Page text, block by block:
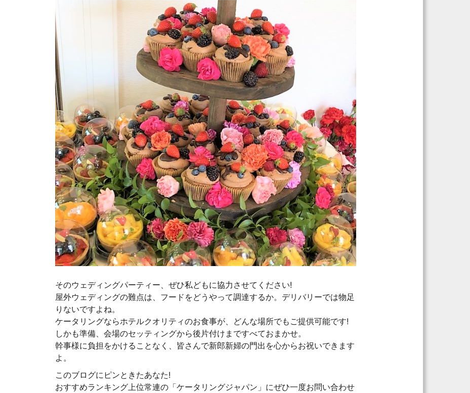
そのウェディングパーティー、ぜひ私どもに協力させてください!
屋外ウェディングの難点は、フードをどうやって調達するか。デリバリーでは物足
りないですよね。
ケータリングならホテルクオリティのお食事が、どんな場所でもご提供可能です!
しかも準備、会場のセッティングから後片付けまですべておまかせ。
幹事様に負担をかけることなく、皆さんで新郎新婦の門出を心からお祝いできます
よ。
このブログにピンときたあなた!
おすすめランキング上位常連の「ケータリングジャパン」にぜひ一度お問い合わせ